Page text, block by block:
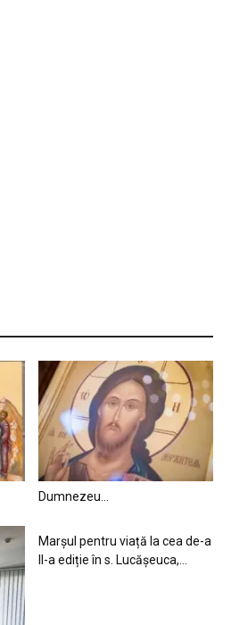
Dumnezeu…
Marșul pentru viață la cea de-a
II-a ediție în s. Lucășeuca,...